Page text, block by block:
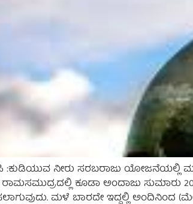
ನೀರು ಸರಬರಾಜು ಯೋಜನೆಯಲ್ಲಿ
ರಾಮಸಮುದ್ರದಲ್ಲಿ ಕೂಡಾ ಅಂದಾಜು ಸುಮಾರು
ಮಳೆ ಬಾರದೇ ಇದ್ದಲ್ಲಿ ಅಂದಿನಿಂದ